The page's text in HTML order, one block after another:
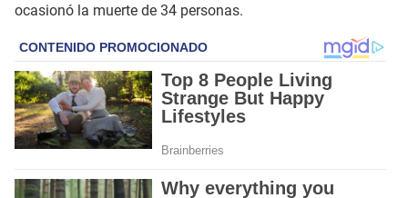
ocasionó la muerte de 34 personas.